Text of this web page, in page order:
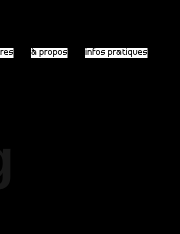
à propos infos pratiques